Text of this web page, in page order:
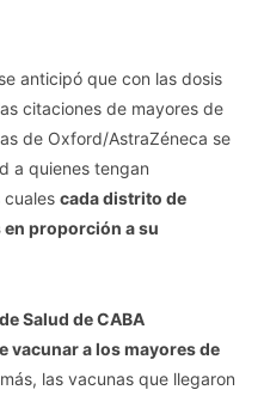
anticipó que con las dosis
citaciones de mayores de
de Oxford/AstraZéneca se
a quienes tengan
cada distrito de
proporción a su
Salud de CABA
vacunar a los mayores de
las vacunas que llegaron